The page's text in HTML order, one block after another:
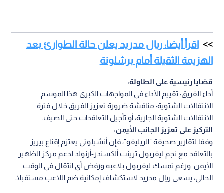
اقرأ أيضا: ريال مدريد يعلن حالة الطوارئ بعد
الهزيمة الثقيلة أمام برشلونة
قضايا رئيسية على الطاولة:
أداء الفريق: تقييم الأداء في المواجهات الكبرى هذا الموسم.
الانتقالات الشتوية: مناقشة ضرورة تعزيز الفريق خلال فترة
الانتقالات الشتوية الجارية، أو تأجيل التعاقدات حتى الصيف.
التركيز على تعزيز الجانب الأيمن:
وفقا لتقارير صحيفة "الريليفو"، فإن أنشيلوتي يعتزم إقناع بيريز
بالتعاقد مع نجم ليفربول ترينت ألكسندر-أرنولد لدعم مركز الظهير
الأيمن. ورغم تمسك ليفربول بلاعبه ورفض أي انتقال في الوقت
الحالي، يسعى ريال مدريد لاستكشاف إمكانية ضم اللاعب مستقبلا.